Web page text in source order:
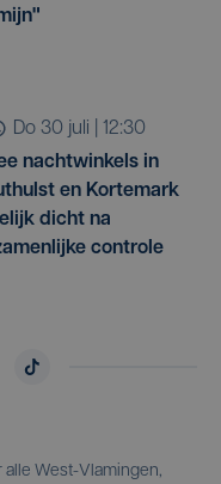
do 30 juli | 12:30
nachtwinkels in
en Kortemark
dicht na
controle
West-Vlamingen,